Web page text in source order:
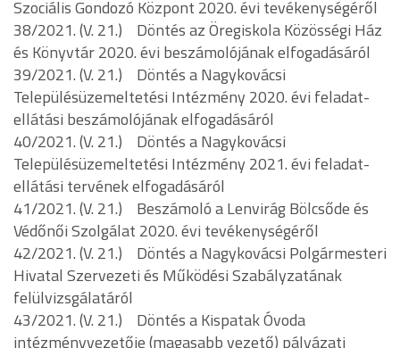
Szociális Gondozó Központ 2020. évi tevékenységéről
38/2021. (V. 21.) Döntés az Öregiskola Közösségi Ház
és Könyvtár 2020. évi beszámolójának elfogadásáról
39/2021. (V. 21.) Döntés a Nagykovácsi
Településüzemeltetési Intézmény 2020. évi feladat-
ellátási beszámolójának elfogadásáról
40/2021. (V. 21.) Döntés a Nagykovácsi
Településüzemeltetési Intézmény 2021. évi feladat-
ellátási tervének elfogadásáról
41/2021. (V. 21.) Beszámoló a Lenvirág Bölcsőde és
Védőnői Szolgálat 2020. évi tevékenységéről
42/2021. (V. 21.) Döntés a Nagykovácsi Polgármesteri
Hivatal Szervezeti és Működési Szabályzatának
felülvizsgálatáról
43/2021. (V. 21.) Döntés a Kispatak Óvoda
intézményvezetője (magasabb vezető) pályázati